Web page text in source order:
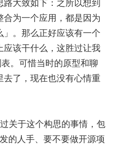
大致如下：之所以想到
为一个应用，都是因为
。那么正好应该有一个
应该干什么，这胜过让我
。可惜当时的原型和聊
去了，现在也没有心情重
关于这个构思的事情，包
的人手、要不要做开源项